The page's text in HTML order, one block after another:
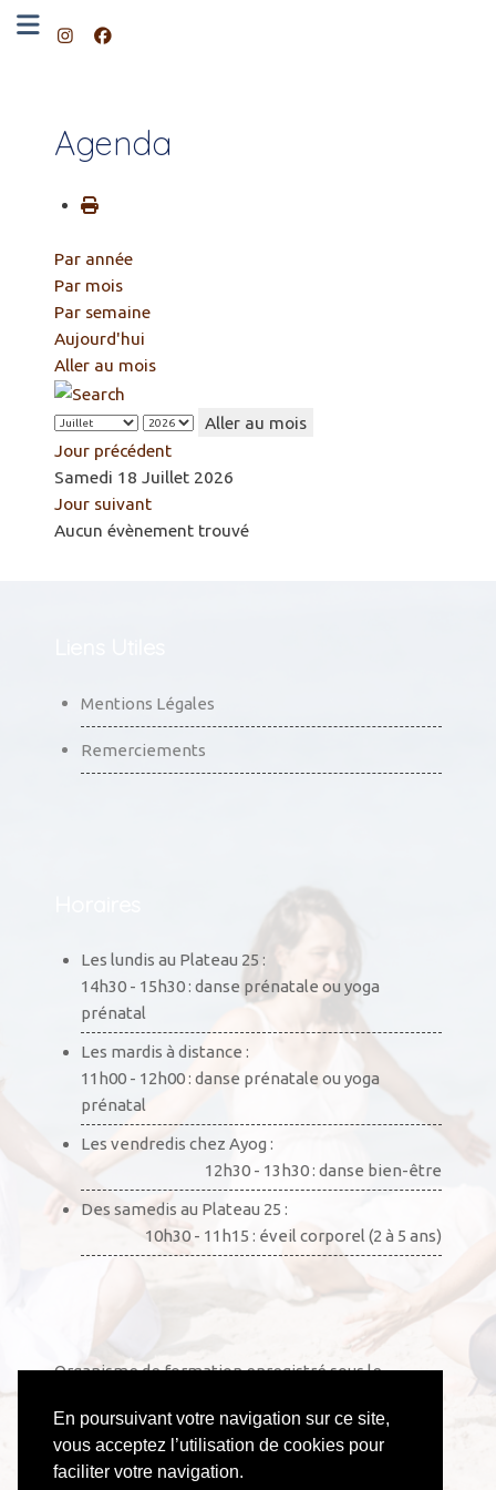
En poursuivant votre navigation sur ce site,
vous acceptez l’utilisation de cookies pour
faciliter votre navigation.
Agenda
Par année
Par mois
Par semaine
Aujourd'hui
Aller au mois
Aller au mois
Jour précédent
Samedi 18 Juillet 2026
Jour suivant
Aucun évènement trouvé
Mentions Légales
Remerciements
Les lundis au Plateau 25 :
14h30 - 15h30 : danse prénatale ou yoga
prénatal
Les mardis à distance :
11h00 - 12h00 : danse prénatale ou yoga
prénatal
Les vendredis chez Ayog :
12h30 - 13h30 : danse bien-être
Des samedis au Plateau 25 :
10h30 - 11h15 : éveil corporel (2 à 5 ans)
Organisme de formation enregistré sous le
pas agrément de l’État.